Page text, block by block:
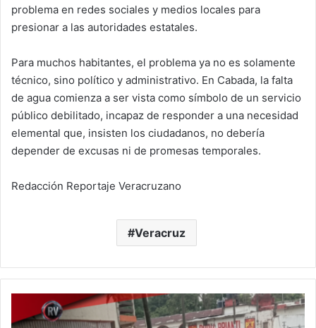
problema en redes sociales y medios locales para
presionar a las autoridades estatales.
Para muchos habitantes, el problema ya no es solamente
técnico, sino político y administrativo. En Cabada, la falta
de agua comienza a ser vista como símbolo de un servicio
público debilitado, incapaz de responder a una necesidad
elemental que, insisten los ciudadanos, no debería
depender de excusas ni de promesas temporales.
Redacción Reportaje Veracruzano
Veracruz
Violencia
vuelve